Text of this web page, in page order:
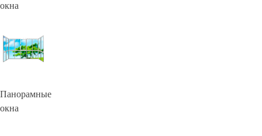
окна
Панорамные
окна